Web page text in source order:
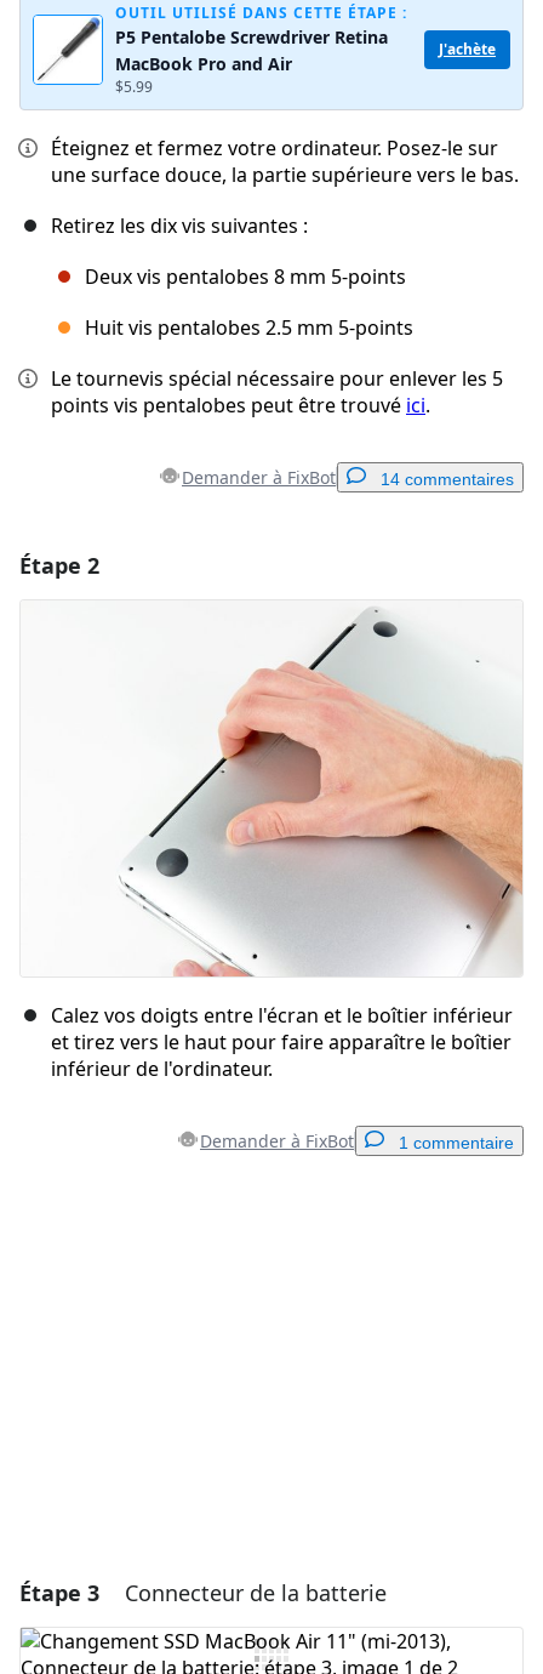
OUTIL UTILISÉ DANS CETTE ÉTAPE :
P5 Pentalobe Screwdriver Retina
MacBook Pro and Air
$5.99
J'achète
Éteignez et fermez votre ordinateur. Posez-le sur
une surface douce, la partie supérieure vers le bas.
Retirez les dix vis suivantes :
Deux vis pentalobes 8 mm 5-points
Huit vis pentalobes 2.5 mm 5-points
Le tournevis spécial nécessaire pour enlever les 5
points vis pentalobes peut être trouvé ici.
Demander à FixBot 14 commentaires
Annuler Publier un commentaire
Étape 2
Calez vos doigts entre l'écran et le boîtier inférieur
et tirez vers le haut pour faire apparaître le boîtier
inférieur de l'ordinateur.
Demander à FixBot 1 commentaire
Étape 3 Connecteur de la batterie